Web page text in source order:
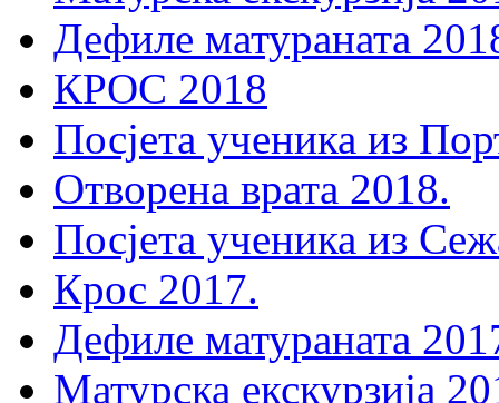
Дефиле матураната
КРОС 2018
Посјета ученика из
Отворена врата 2018.
Посјета ученика из
Крос 2017.
Дефиле матураната
Матурска екскурзија